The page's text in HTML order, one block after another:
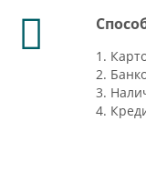
1.
2.
3.
4.